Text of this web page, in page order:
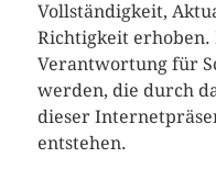
Vollständigkeit,
Richtigkeit erhoben.
Verantwortung für
werden, die durch
dieser
entstehen.